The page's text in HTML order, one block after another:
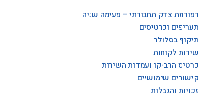
רפורמת צדק תחבורתי – פעימה שניה
תעריפים וכרטיסים
תיקוף בסלולר
שירות לקוחות
כרטיס הרב-קו ועמדות השירות
קישורים שימושיים
זכויות והגבלות